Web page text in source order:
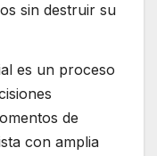
sin destruir su
es un proceso
de
con amplia